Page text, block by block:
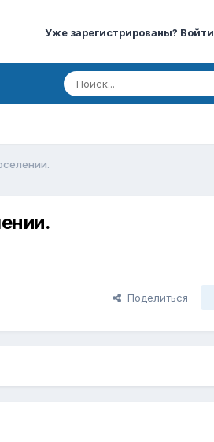
Уже зарегистрированы? Войти
Поделиться